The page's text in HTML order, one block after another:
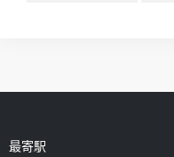
最寄駅